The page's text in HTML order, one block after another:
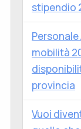
stipendio
mobilità
provincia
Vuoi